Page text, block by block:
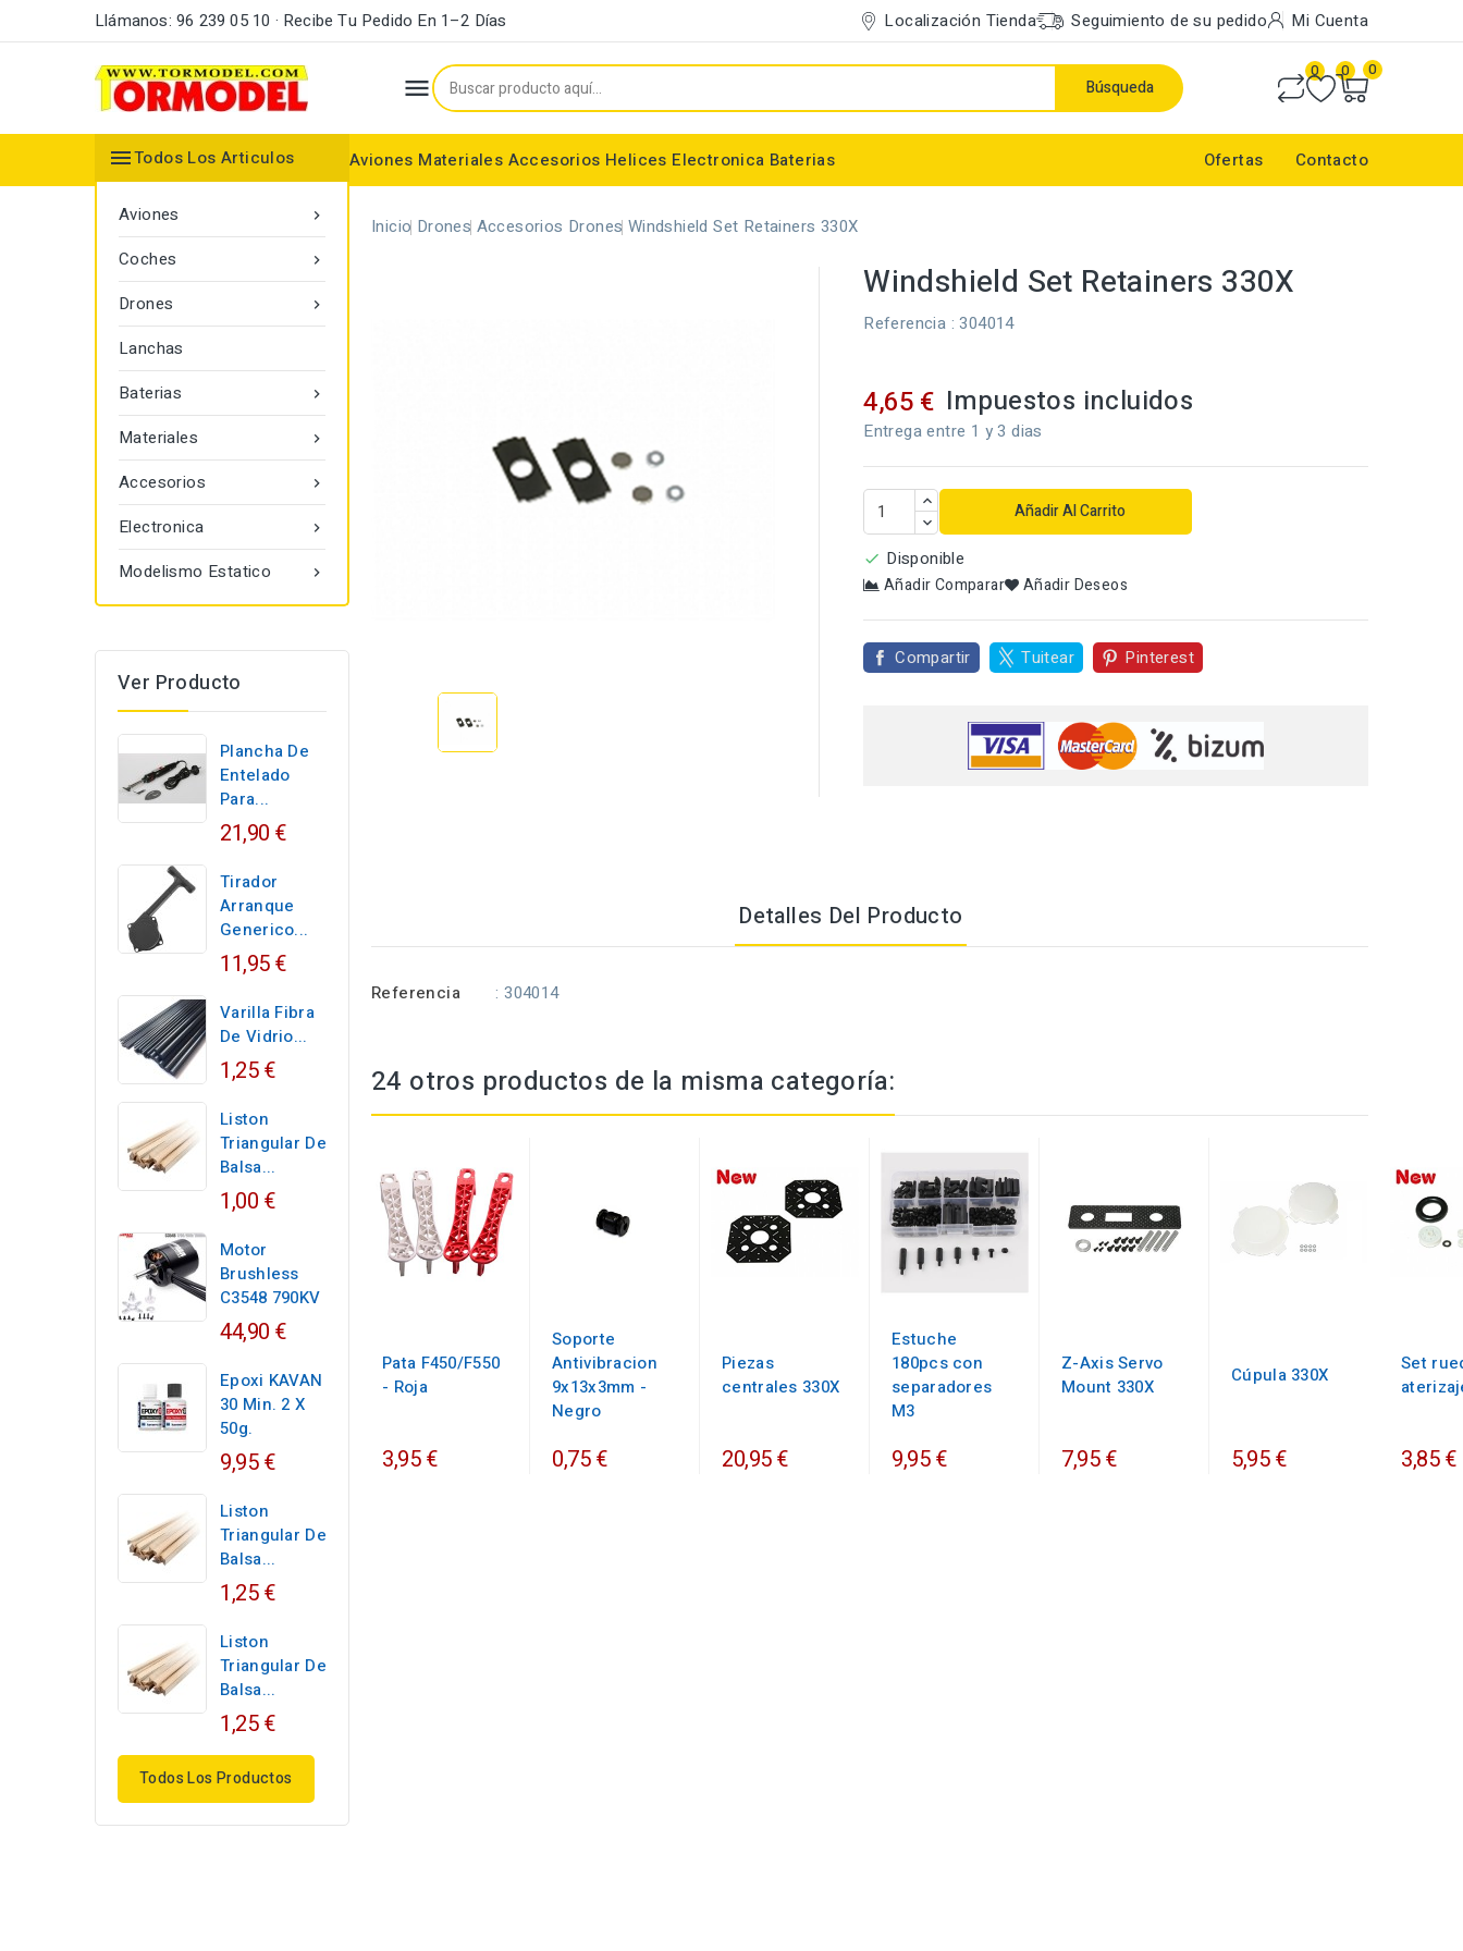
Llámanos: 96 239 05 10 · Recibe Tu Pedido En 1–2 Días Localización Tienda Seguimiento de su pedido Mi Cuenta
 Búsqueda
0 0 0
Aviones Materiales Accesorios Helices Electronica Baterias Ofertas Contacto
Todos Los Articulos

Aviones

Coches

Drones
Lanchas

Baterias

Materiales

Accesorios

Electronica

Modelismo Estatico
Ver Producto
Plancha De
Entelado
Para...
21,90 €
Tirador
Arranque
Generico...
11,95 €
Varilla Fibra
De Vidrio...
1,25 €
Liston
Triangular De
Balsa...
1,00 €
Motor
Brushless
C3548 790KV
44,90 €
Epoxi KAVAN
30 Min. 2 X
50g.
9,95 €
Liston
Triangular De
Balsa...
1,25 €
Liston
Triangular De
Balsa...
1,25 €
Todos Los Productos
Inicio Drones Accesorios Drones Windshield Set Retainers 330X
Windshield Set Retainers 330X
Referencia : 304014
4,65 € Impuestos incluidos
Entrega entre 1 y 3 dias
Añadir Al Carrito
 Disponible
Añadir Comparar Añadir Deseos
Compartir Tuitear Pinterest
Detalles Del Producto
Referencia : 304014
24 otros productos de la misma categoría:
Pata F450/F550
- Roja
3,95 €
Soporte
Antivibracion
9x13x3mm -
Negro
0,75 €
Piezas
centrales 330X
20,95 €
Estuche
180pcs con
separadores
M3
9,95 €
Z-Axis Servo
Mount 330X
7,95 €
Cúpula 330X
5,95 €
Set
3,85 €